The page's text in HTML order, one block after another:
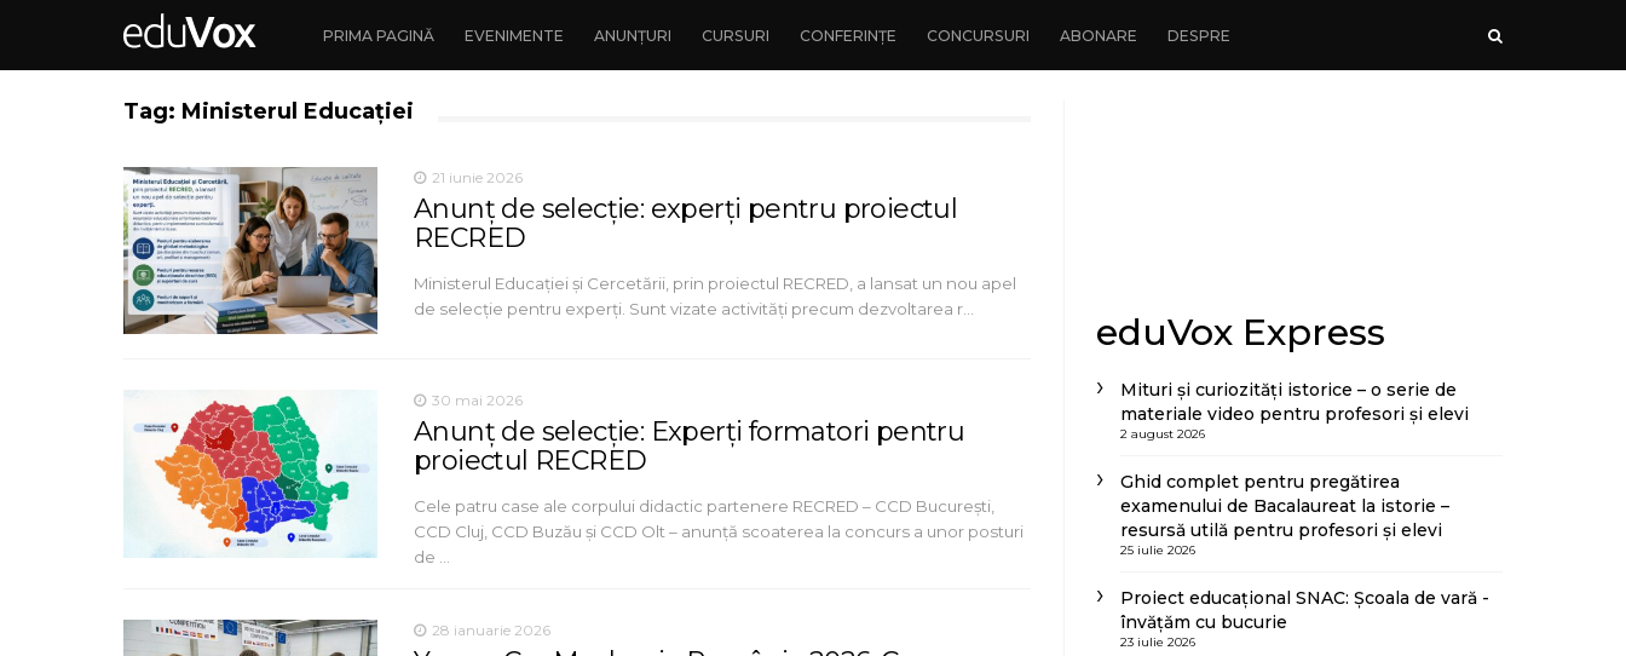
PRIMA PAGINĂ EVENIMENTE ANUNȚURI CURSURI CONFERINȚE CONCURSURI ABONARE DESPRE
Tag: Ministerul Educației
21 iunie 2026
Anunț de selecție: experți pentru proiectul
RECRED
Ministerul Educației și Cercetării, prin proiectul RECRED, a lansat un nou apel
de selecție pentru experți. Sunt vizate activități precum dezvoltarea r…
30 mai 2026
Anunț de selecție: Experți formatori pentru
proiectul RECRED
Cele patru case ale corpului didactic partenere RECRED – CCD București,
CCD Cluj, CCD Buzău și CCD Olt – anunță scoaterea la concurs a unor posturi
de …
28 ianuarie 2026
eduVox Express
Mituri și curiozități istorice – o serie de
materiale video pentru profesori și elevi
2 august 2026
Ghid complet pentru pregătirea
examenului de Bacalaureat la istorie –
resursă utilă pentru profesori și elevi
25 iulie 2026
Proiect educațional SNAC: Școala de vară -
învățăm cu bucurie
23 iulie 2026